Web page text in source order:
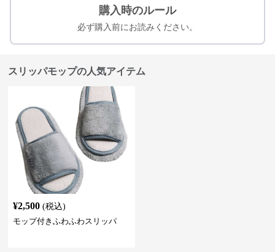
購入時のルール
必ず購入前にお読みください。
スリッパモップの人気アイテム
¥2,500 (税込)
モップ付きふわふわスリッパ